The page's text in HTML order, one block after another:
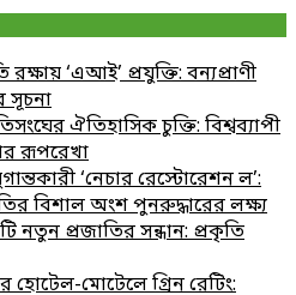
‘এআই’ প্রযুক্তি: বন্যপ্রাণী
সূচনা
ঐতিহাসিক চুক্তি: বিশ্বব্যাপী
রূপরেখা
‘নেচার রেস্টোরেশন ল’:
বিশাল অংশ পুনরুদ্ধারের লক্ষ্য
নতুন প্রজাতির সন্ধান: প্রকৃতি
মোটেলে গ্রিন রেটিং: